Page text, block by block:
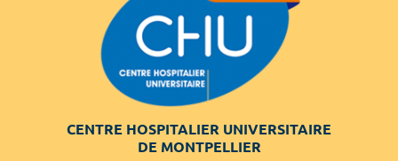
CENTRE HOSPITALIER UNIVERSITAIRE
DE MONTPELLIER